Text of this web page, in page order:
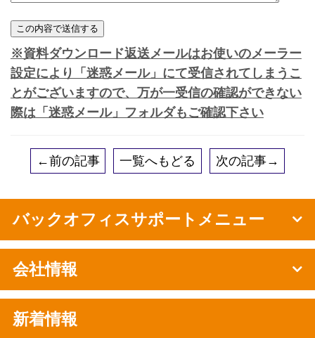
※資料ダウンロード返送メールはお使いのメーラー
設定により「迷惑メール」にて受信されてしまうこ
とがございますので、万が一受信の確認ができない
際は「迷惑メール」フォルダもご確認下さい
←前の記事 一覧へもどる 次の記事→
バックオフィスサポートメニュー
会社情報
新着情報